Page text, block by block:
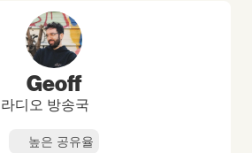
Geoff
라디오 방송국
높은 공유율